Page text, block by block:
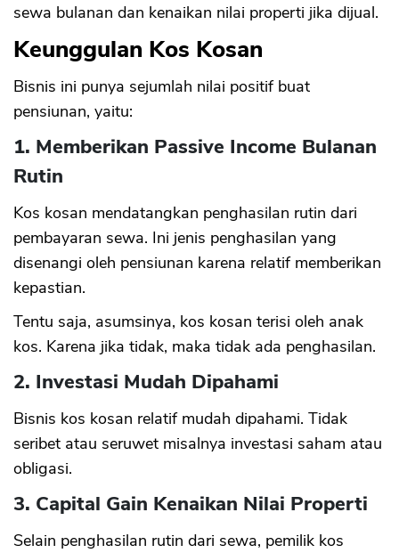
sewa bulanan dan kenaikan nilai properti jika dijual.
Keunggulan Kos Kosan
Bisnis ini punya sejumlah nilai positif buat
pensiunan, yaitu:
1. Memberikan Passive Income Bulanan
Rutin
Kos kosan mendatangkan penghasilan rutin dari
pembayaran sewa. Ini jenis penghasilan yang
disenangi oleh pensiunan karena relatif memberikan
kepastian.
Tentu saja, asumsinya, kos kosan terisi oleh anak
kos. Karena jika tidak, maka tidak ada penghasilan.
2. Investasi Mudah Dipahami
Bisnis kos kosan relatif mudah dipahami. Tidak
seribet atau seruwet misalnya investasi saham atau
obligasi.
3. Capital Gain Kenaikan Nilai Properti
Selain penghasilan rutin dari sewa, pemilik kos